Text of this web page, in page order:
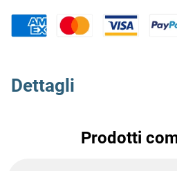
Dettagli
Prodotti